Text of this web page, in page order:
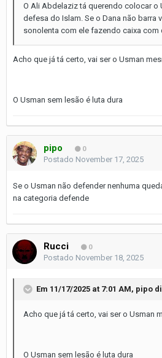
O Ali Abdelaziz tá querendo colocar o
defesa do Islam. Se o Dana não barra
sonolenta com ele fazendo caixa com
Acho que já tá certo, vai ser o Usman
O Usman sem lesão é luta dura
pipo 0
Postado November 17, 2025
Se o Usman não defender nenhuma
na categoria defende
Rucci 0
Postado November 18, 2025
Em 11/17/2025 at 7:01 AM, pipo
Acho que já tá certo, vai ser o Usman
O Usman sem lesão é luta dura